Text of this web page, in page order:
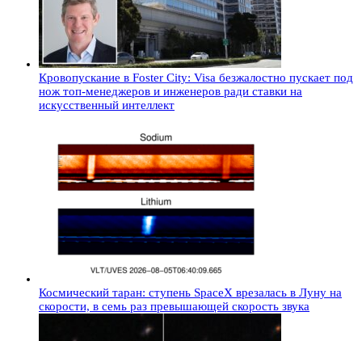
Кровопускание в Foster City: Visa безжалостно пускает под
нож топ-менеджеров и инженеров ради ставки на
искусственный интеллект
Космический таран: ступень SpaceX врезалась в Луну на
скорости, в семь раз превышающей скорость звука